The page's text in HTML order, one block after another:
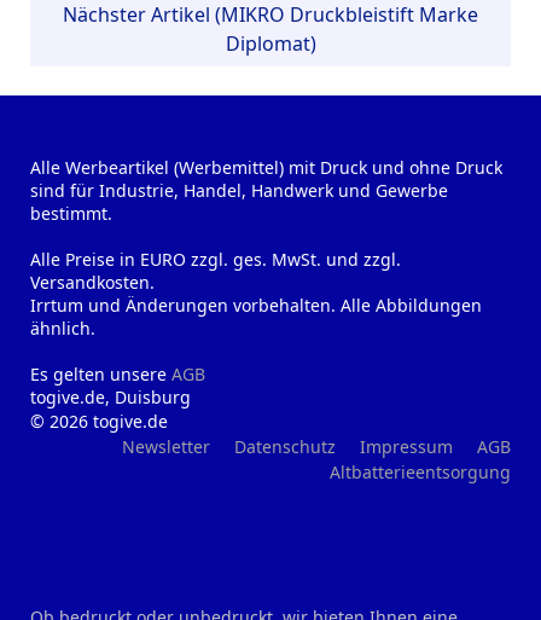
Nächster Artikel (MIKRO Druckbleistift Marke
Diplomat)
Alle Werbeartikel (Werbemittel) mit Druck und ohne Druck
sind für Industrie, Handel, Handwerk und Gewerbe
bestimmt.
Alle Preise in EURO zzgl. ges. MwSt. und zzgl.
Versandkosten.
Irrtum und Änderungen vorbehalten. Alle Abbildungen
ähnlich.
Es gelten unsere AGB
togive.de, Duisburg
© 2026 togive.de
Newsletter
Datenschutz Impressum
AGB
Altbatterieentsorgung